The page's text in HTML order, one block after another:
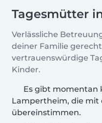
Tagesmütter
Verlässliche
deiner Familie
vertrauenswürdige
Kinder.
Es gibt momentan
Lampertheim, die mit
übereinstimmen.